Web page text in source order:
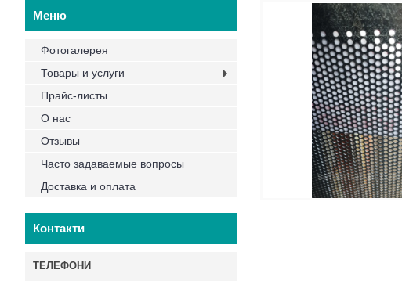
Фотогалерея
Товары и услуги
Прайс-листы
О нас
Отзывы
Часто задаваемые вопросы
Доставка и оплата
Контакти